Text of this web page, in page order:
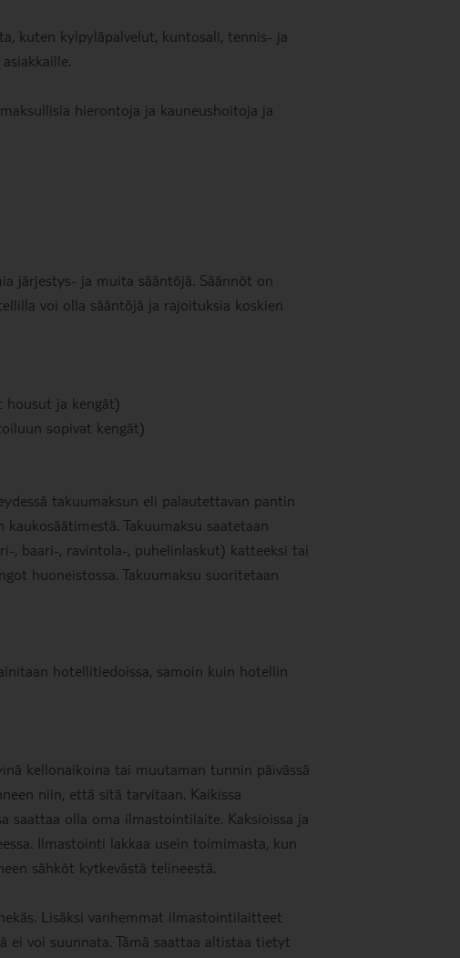
kuten kylpyläpalvelut, kuntosali, tennis- ja
hierontoja ja kauneushoitoja ja
järjestys- ja muita sääntöjä. Säännöt on
voi olla sääntöjä ja rajoituksia koskien
housut ja kengät)
sopivat kengät)
takuumaksun eli palautettavan pantin
Takuumaksu saatetaan
, baari-, ravintola-, puhelinlaskut) katteeksi tai
huoneistossa. Takuumaksu suoritetaan
hotellitiedoissa, samoin kuin hotellin
kellonaikoina tai muutaman tunnin päivässä
niin, että sitä tarvitaan. Kaikissa
saattaa olla oma ilmastointilaite. Kaksioissa ja
Ilmastointi lakkaa usein toimimasta, kun
sähköt kytkevästä telineestä.
Lisäksi vanhemmat ilmastointilaitteet
voi suunnata. Tämä saattaa altistaa tietyt